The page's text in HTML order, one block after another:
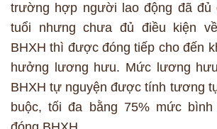
trường hợp người lao động đã đủ
tuổi nhưng chưa đủ điều kiện
BHXH thì được đóng tiếp cho đến
hưởng lương hưu. Mức lương
BHXH tự nguyện được tính tương
buộc, tối đa bằng 75% mức